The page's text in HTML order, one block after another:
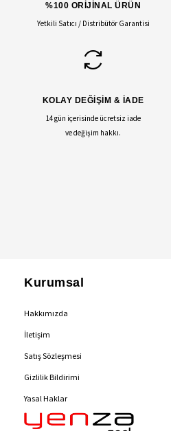
%100 ORİJİNAL ÜRÜN
Yetkili Satıcı / Distribütör Garantisi
KOLAY DEĞİŞİM & İADE
14 gün içerisinde ücretsiz iade
ve değişim hakkı.
Kurumsal
Hakkımızda
İletişim
Satış Sözleşmesi
Gizlilik Bildirimi
Yasal Haklar